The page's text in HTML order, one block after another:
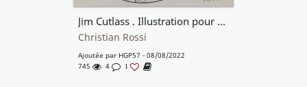
Jim Cutlass . Illustration pour un portfolio
Christian Rossi
Ajoutée par HGP57 - 08/08/2022
745
4 1